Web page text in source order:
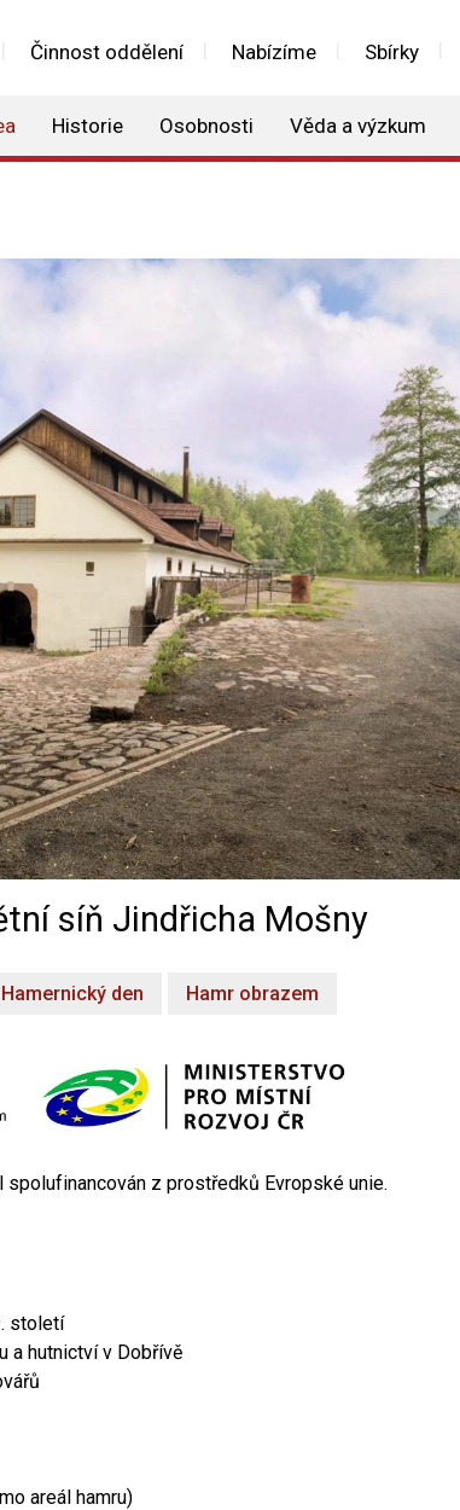
Činnost oddělení Nabízíme Sbírky
Historie Osobnosti Věda a výzkum
síň Jindřicha Mošny
Hamernický den Hamr obrazem
z prostředků Evropské unie.
století
a hutnictví v Dobřívě
areál hamru)